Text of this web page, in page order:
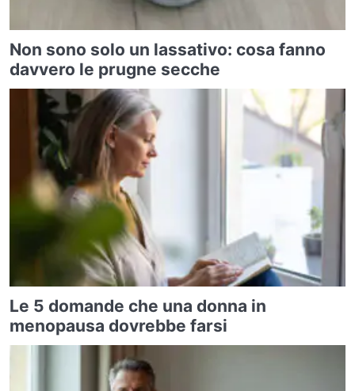
Non sono solo un lassativo: cosa fanno
davvero le prugne secche
Le 5 domande che una donna in
menopausa dovrebbe farsi